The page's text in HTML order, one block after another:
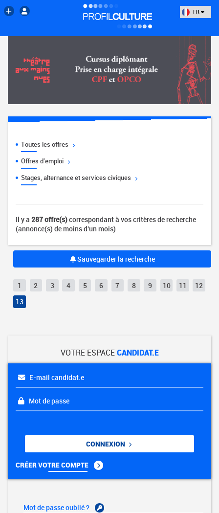
FR
Toutes les offres
Offres d'emploi
Stages, alternance et services civiques
Il y a 287 offre(s)correspondant à vos critères de recherche
(annonce(s) de moins d'un mois)
Sauvegarder la recherche
1 2 3 4 5 6 7 8 9 10 11
12
13
VOTRE ESPACECANDIDAT.E
E-mail candidat.e
Mot de passe
CONNEXION
CRÉER VOTRE COMPTE
Mot de passe oublié ?